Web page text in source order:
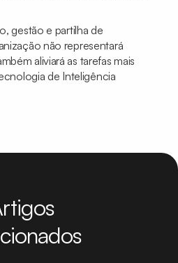
gestão e partilha de
não representará
aliviará as tarefas mais
de Inteligência